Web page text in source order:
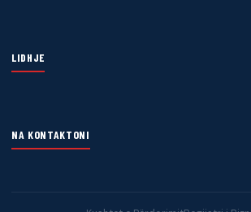
LIDHJE
NA KONTAKTONI